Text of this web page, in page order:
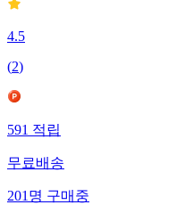
4.5
(2)
591적립
무료배송
201명구매중